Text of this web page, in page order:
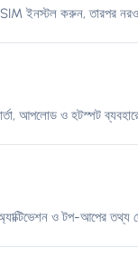
ইনস্টল করুন, তারপর
আপলোড ও হটস্পট
ও টপ-আপের তথ্য